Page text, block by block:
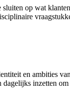
op wat
en ambities
inzetten